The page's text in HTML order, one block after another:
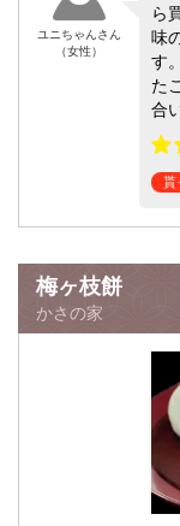
ユニちゃんさん
（女性）
ら
味
す
た
合
貰
梅ヶ枝餅
かさの家